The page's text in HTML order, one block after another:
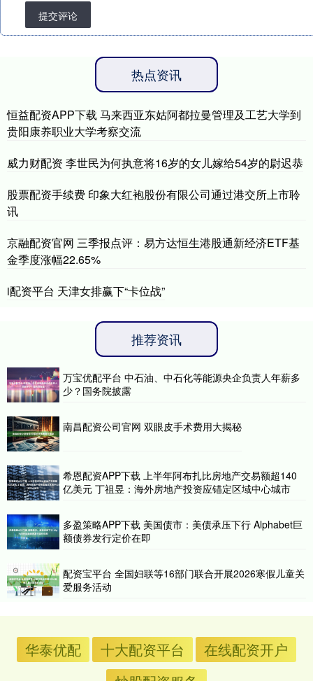
提交评论
热点资讯
恒益配资APP下载 马来西亚东姑阿都拉曼管理及工艺大学到
贵阳康养职业大学考察交流
威力财配资 李世民为何执意将16岁的女儿嫁给54岁的尉迟恭
股票配资手续费 印象大红袍股份有限公司通过港交所上市聆
讯
京融配资官网 三季报点评：易方达恒生港股通新经济ETF基
金季度涨幅22.65%
i配资平台 天津女排赢下“卡位战”
推荐资讯
万宝优配平台 中石油、中石化等能源央企负责人年薪多
少？国务院披露
南昌配资公司官网 双眼皮手术费用大揭秘
希恩配资APP下载 上半年阿布扎比房地产交易额超140
亿美元 丁祖昱：海外房地产投资应锚定区域中心城市
多盈策略APP下载 美国债市：美债承压下行 Alphabet巨
额债券发行定价在即
配资宝平台 全国妇联等16部门联合开展2026寒假儿童关
爱服务活动
华泰优配 十大配资平台
在线配资开户